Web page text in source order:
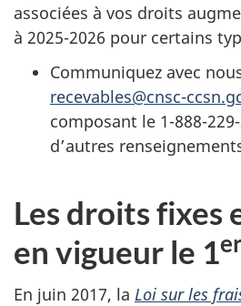
associées à vos droits
à 2025-2026 pour certains
Communiquez avec
recevables@cnsc-
composant le 1-888-
d’autres
Les droits fixes
en vigueur le 1
En juin 2017, la Loi sur les